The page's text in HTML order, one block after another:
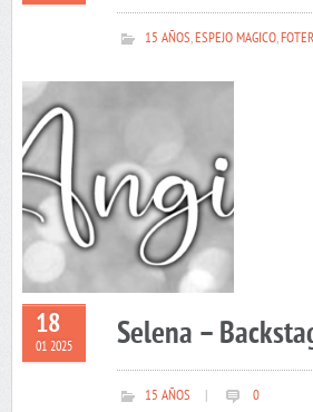
15 AÑOS,ESPEJO MAGICO,
18
01 2025 Selena –
15 AÑOS 0